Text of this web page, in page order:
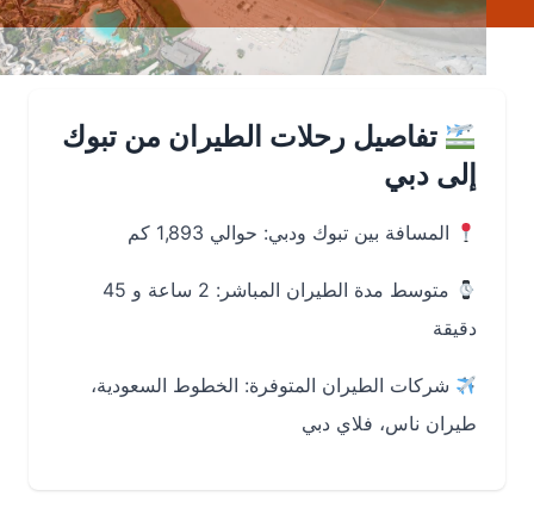
تفاصيل رحلات الطيران من تبوك
إلى دبي
المسافة بين تبوك ودبي: حوالي 1,893 كم
متوسط مدة الطيران المباشر: 2 ساعة و 45
شركات الطيران المتوفرة: الخطوط السعودية،
طيران ناس، فلاي دبي